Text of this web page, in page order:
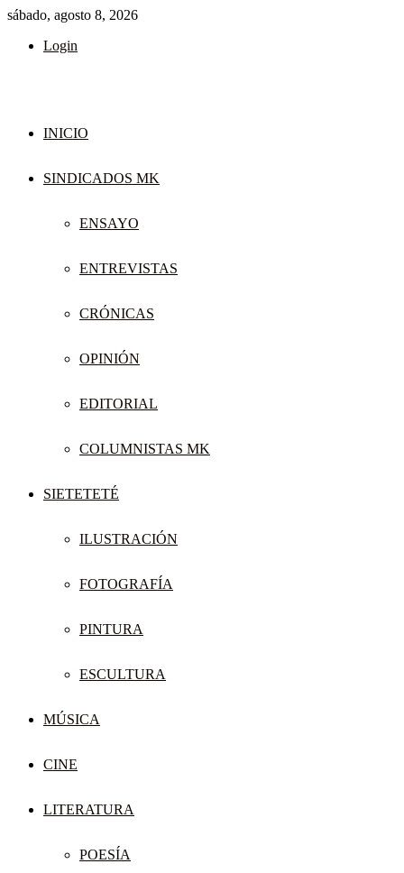
sábado, agosto 8, 2026
Login
INICIO
SINDICADOS MK
ENSAYO
ENTREVISTAS
CRÓNICAS
OPINIÓN
EDITORIAL
COLUMNISTAS MK
SIETETETÉ
ILUSTRACIÓN
FOTOGRAFÍA
PINTURA
ESCULTURA
MÚSICA
CINE
LITERATURA
POESÍA